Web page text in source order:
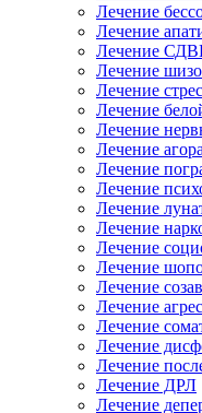
Лечение
Лечение
Лечение
Лечение
Лечение
Лечение
Лечение
Лечение
Лечение
Лечение
Лечение
Лечение
Лечение
Лечение
Лечение
Лечение
Лечение
Лечение
Лечение
Лечение ДРЛ
Лечение